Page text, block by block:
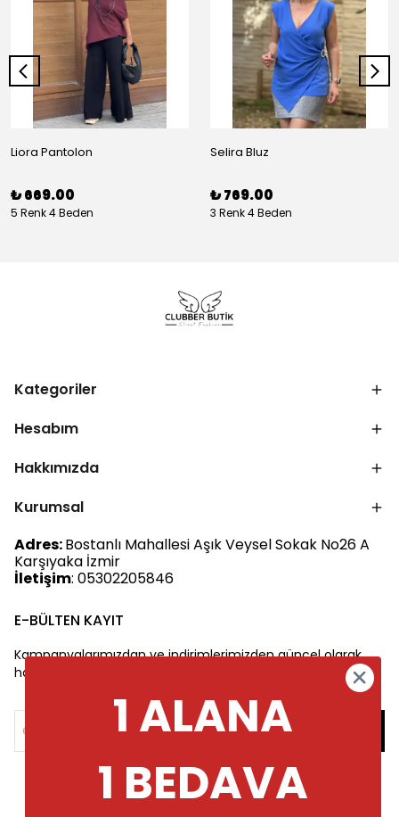
Liora Pantolon
₺ 669.00
5 Renk 4 Beden
Selira Bluz
₺ 769.00
3 Renk 4 Beden
Kategoriler
Hesabım
Hakkımızda
Kurumsal
Adres:Bostanlı Mahallesi Aşık Veysel Sokak No26 A
Karşıyaka İzmir
İletişim: 05302205846
E-BÜLTEN KAYIT
Kampanyalarımızdan ve indirimlerimizden güncel olarak
haberdar olun.
1 ALANA
1 BEDAVA